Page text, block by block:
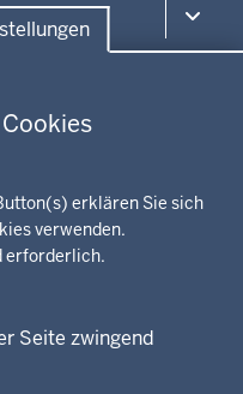
erklären Sie sich
verwenden.
erforderlich.
Seite zwingend